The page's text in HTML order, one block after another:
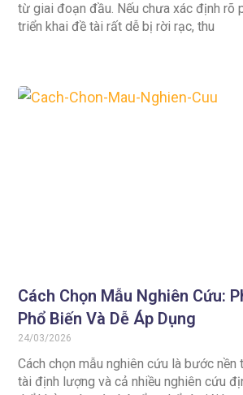
từ giai đoạn đầu. Nếu chưa xác định rõ
triển khai đề tài rất dễ bị rời rạc, thu
Cách Chọn Mẫu Nghiên Cứu:
Phổ Biến Và Dễ Áp Dụng
24/03/2026
Cách chọn mẫu nghiên cứu là bước
tài định lượng và cả nhiều nghiên cứu